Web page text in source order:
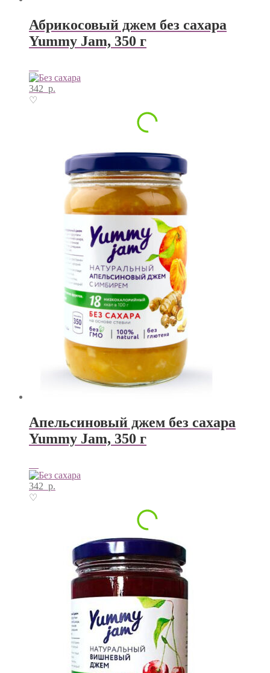
Абрикосовый джем без сахара
Yummy Jam, 350 г
342 р.
♡
Апельсиновый джем без сахара
Yummy Jam, 350 г
342 р.
♡